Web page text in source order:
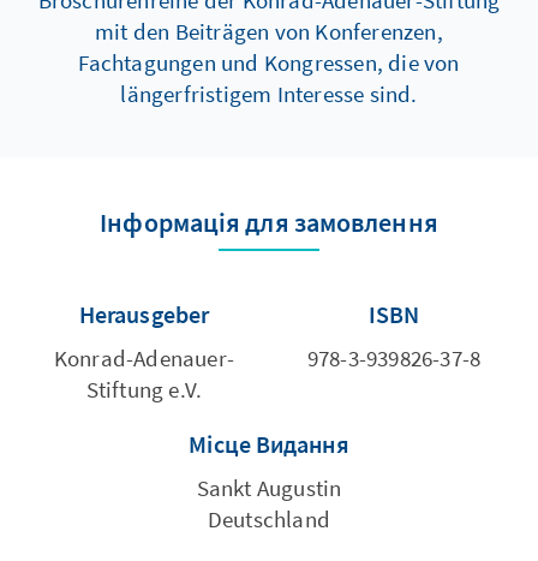
mit den Beiträgen von Konferenzen,
Fachtagungen und Kongressen, die von
längerfristigem Interesse sind.
Інформація для замовлення
Herausgeber
Konrad-Adenauer-
Stiftung e.V.
ISBN
978-3-939826-37-8
Місце Видання
Sankt Augustin
Deutschland